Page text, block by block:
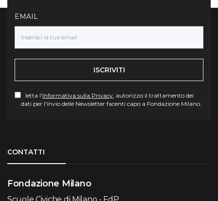
EMAIL
ISCRIVITI
letta l'Informativa sulla Privacy, autorizzo il trattamento dei
dati per l'invio delle Newsletter facenti capo a Fondazione Milano.
CONTATTI
Fondazione Milano